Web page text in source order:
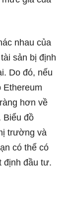
nhau của
sản bị định
Do đó, nếu
Ethereum
hơn về
Biểu đồ
trường và
có thể có
định đầu tư.